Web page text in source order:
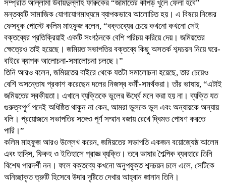
সম্প্রতি আল্লামা উবায়দুল্লাহ ফারুকের “জামাতের কাপড় খুলে ফেলা হবে”
মন্তব্যটি সামাজিক যোগাযোগমাধ্যমে ব্যাপকভাবে আলোচিত হয়। এ বিষয়ে নিজের
ফেসবুক পোস্টে কলিম মাহফুজ বলেন, “বক্তব্যের চেয়ে কখনো কখনো সেই
বক্তব্যের প্রতিক্রিয়াই একটি সংগঠনকে বেশি পরিচয় করিয়ে দেয়। জমিয়তের
ক্ষেত্রেও তাই হয়েছে। জমিয়ত সভাপতির বক্তব্যে কিছু অসতর্ক শব্দচয়ন নিয়ে ঘরে-
বাইরে ব্যাপক আলোচনা-সমালোচনা চলছে।”
তিনি আরও বলেন, জমিয়তের বাইরে থেকে যতটা সমালোচনা হয়েছে, তার চেয়েও
বেশি অসন্তোষ প্রকাশ করেছেন দলের নিজস্ব কর্মী-সমর্থকরা। তাঁর ভাষায়, “এটাই
জমিয়তের স্বকীয়তা। এখানে ব্যক্তিকে ভুলের ঊর্ধ্বে মনে করা হয় না। ব্যক্তি যত
গুরুত্বপূর্ণ পদেই অধিষ্ঠিত থাকুন না কেন, আমরা ভুলকে ভুল এবং অন্যায়কে অন্যায়
বলি। প্রয়োজনে সভাপতির সঙ্গেও পূর্ণ সম্মান বজায় রেখে দ্বিমত পোষণ করতে
পারি।”
কলিম মাহফুজ আরও উল্লেখ করেন, জমিয়তের সভাপতি একজন বয়োজ্যেষ্ঠ আলেম
এবং হাদিস, ফিকহ ও ইতিহাসে প্রাজ্ঞ ব্যক্তি। তবে ভাষার শৈল্পিক ব্যবহারে তিনি
বিশেষ পারদর্শী নন। ফলে বক্তব্যে কখনো অনুপযুক্ত শব্দচয়ন চলে এলে, সেটিকে
অনিচ্ছাকৃত ত্রুটি হিসেবে উদার দৃষ্টিতে দেখার আহ্বান জানান তিনি।